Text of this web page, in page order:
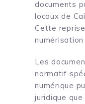
documents
locaux de
Cette
Les
normatif
numérique
juridique que